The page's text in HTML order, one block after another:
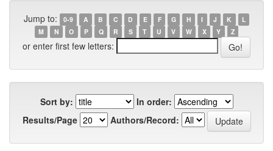
Jump to: 0-9 A B C D E F G H I J K
L
M
N O P Q R S T U V W X Y Z
or enter first few letters:
Sort by:
In order:
Results/Page
Authors/Record: